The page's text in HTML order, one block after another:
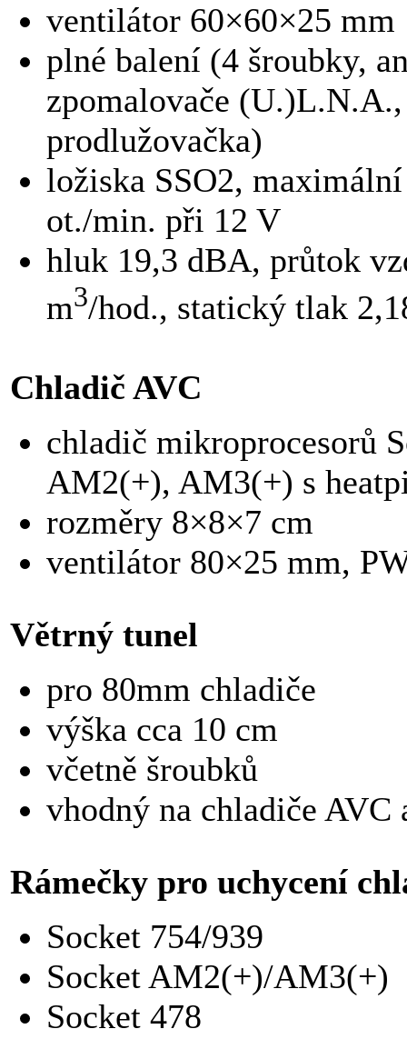
ventilátor 60×60×25 mm
plné balení (4 šroubky,
zpomalovače
prodlužovačka)
ložiska SSO2,
ot./min. při 12 V
hluk 19,3 dBA, průtok
m3/hod., statický tlak
Chladič AVC
chladič mikroprocesorů
AM2(+), AM3(+) s
rozměry 8×8×7 cm
ventilátor 80×25 mm,
Větrný tunel
pro 80mm chladiče
výška cca 10 cm
včetně šroubků
vhodný na chladiče AVC
Rámečky pro uchycení
Socket 754/939
Socket AM2(+)/AM3(+)
Socket 478